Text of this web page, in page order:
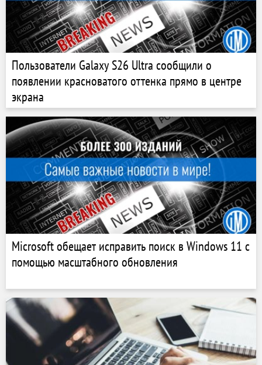
Пользователи Galaxy S26 Ultra сообщили о
появлении красноватого оттенка прямо в центре
экрана
Microsoft обещает исправить поиск в Windows 11 с
помощью масштабного обновления